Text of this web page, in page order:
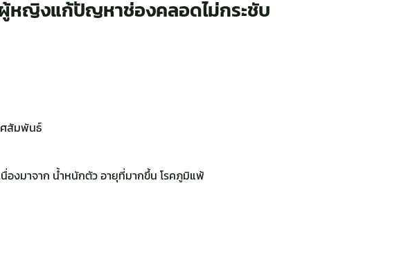
หญิงแก้ปัญหาช่องคลอดไม่กระชับ
สัมพันธ์
องมาจาก น้ำหนักตัว อายุที่มากขึ้น โรคภูมิแพ้